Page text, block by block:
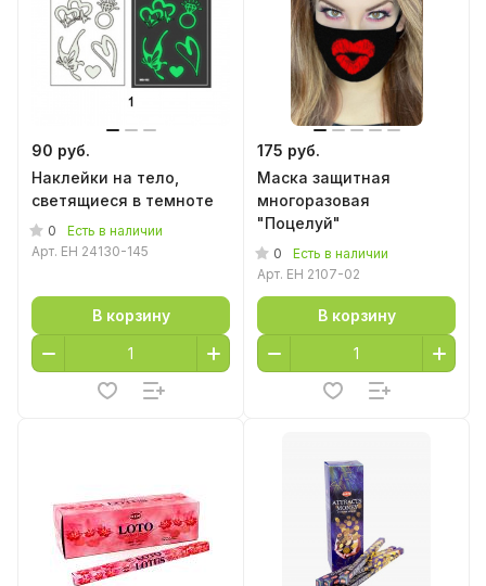
90 руб.
Наклейки на тело,
светящиеся в темноте
0
Есть в наличии
Арт. EH 24130-145
В корзину
175 руб.
Маска защитная
многоразовая
"Поцелуй"
0
Есть в наличии
Арт. EH 2107-02
В корзину